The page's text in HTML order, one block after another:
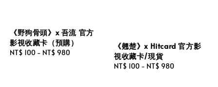
《野狗骨頭》x 吾流 官方
影視收藏卡（預購）
Regular
NT$ 100 - NT$ 980
《翹楚》x Hitcard 官方影
視收藏卡/現貨
Regular
NT$ 100 - NT$ 980